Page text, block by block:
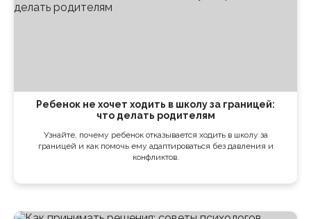
Ребенок не хочет ходить в школу за границей:
что делать родителям
Узнайте, почему ребенок отказывается ходить в школу за
границей и как помочь ему адаптироваться без давления и
конфликтов.